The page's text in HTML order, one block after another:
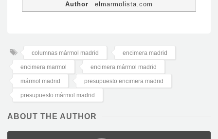
Author
elmarmolista.com
columnas mármol madrid encimera madrid
encimera marmol encimera mármol madrid
mármol madrid presupuesto encimera madrid
presupuesto mármol madrid
ABOUT THE AUTHOR